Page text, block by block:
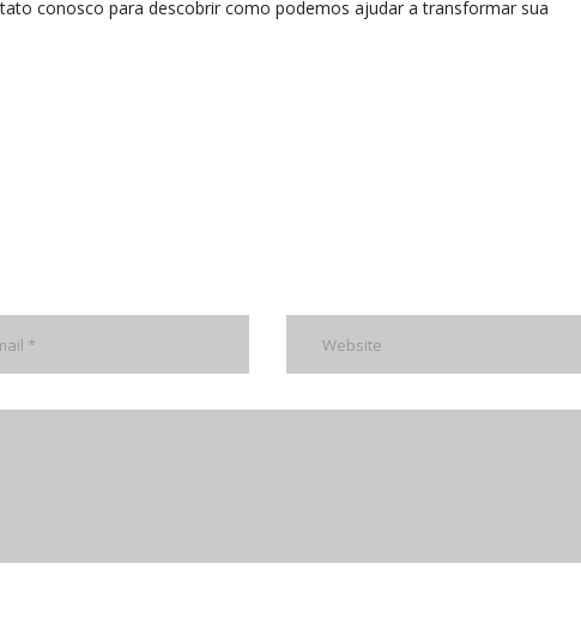
conosco para descobrir como podemos ajudar a transformar sua